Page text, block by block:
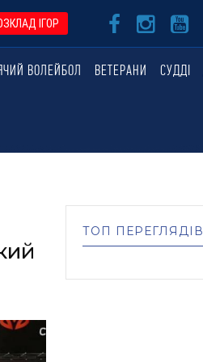
ІГОР
ВОЛЕЙБОЛ ВЕТЕРАНИ СУДДІ
ТОП ПЕРЕГЛЯДІВ